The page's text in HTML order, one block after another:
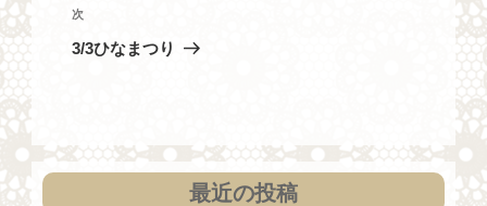
ビ
ゲ
ン
投
次
の
次
3/3ひなまつり
最近の投稿